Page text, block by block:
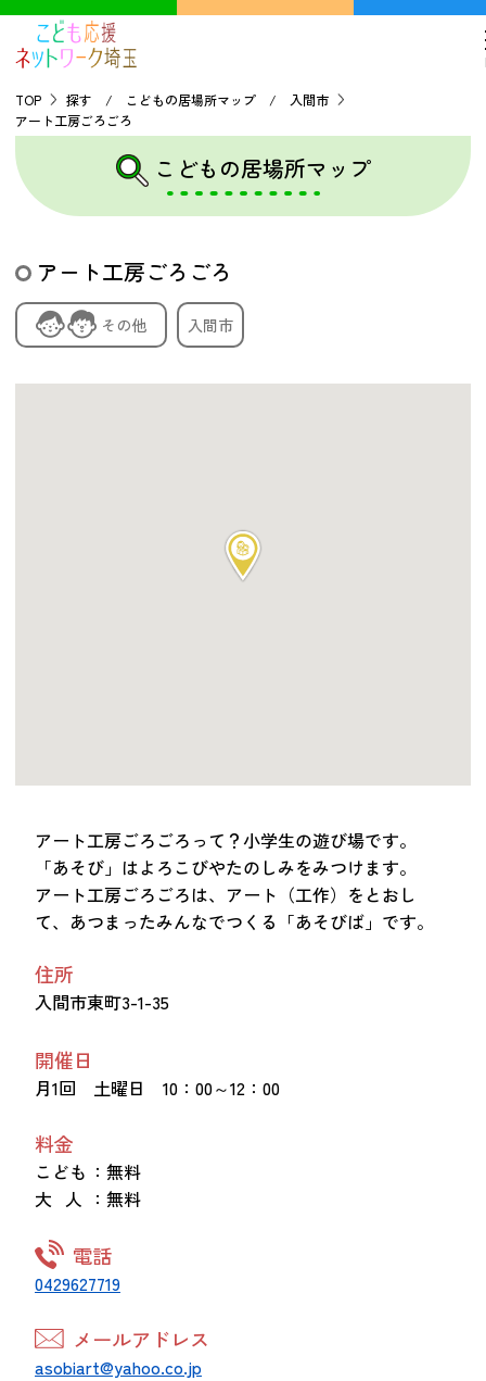
新着情報 音声読み上げ
会員登録
お問い合わせ
TOP
こどもの貧困について
探す
こどもの居場所マップ
TOP
探す / こどもの居場所マップ / 入間市
アート工房ごろごろ
こどもの居場所マップ
アート工房ごろごろ
その他 入間市
アート工房ごろごろって？小学生の遊び場です。
「あそび」はよろこびやたのしみをみつけます。
アート工房ごろごろは、アート（工作）をとおし
て、あつまったみんなでつくる「あそびば」です。
住所
入間市東町3-1-35
開催日
月1回 土曜日 10：00～12：00
料金
こども ：無料
大 人 ：無料
電話
0429627719
メールアドレス
asobiart@yahoo.co.jp